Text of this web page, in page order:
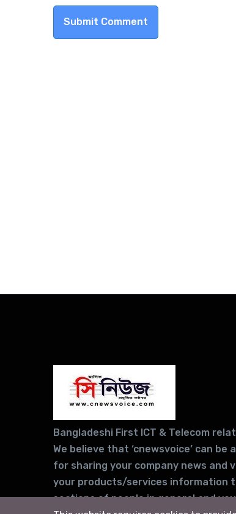
Submit Comment
Bangladeshi First ICT & Telecom
We believe that ‘cnewsvoice’ can
for sharing your company news and
your products/services information
sections of people in general and